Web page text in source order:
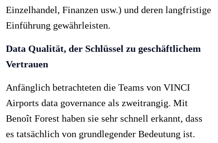
Einzelhandel, Finanzen usw.) und deren langfristige
Einführung gewährleisten.
Data Qualität, der Schlüssel zu geschäftlichem
Vertrauen
Anfänglich betrachteten die Teams von VINCI
Airports data governance als zweitrangig. Mit
Benoît Forest haben sie sehr schnell erkannt, dass
es tatsächlich von grundlegender Bedeutung ist.